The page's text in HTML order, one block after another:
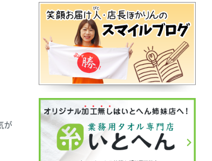
が